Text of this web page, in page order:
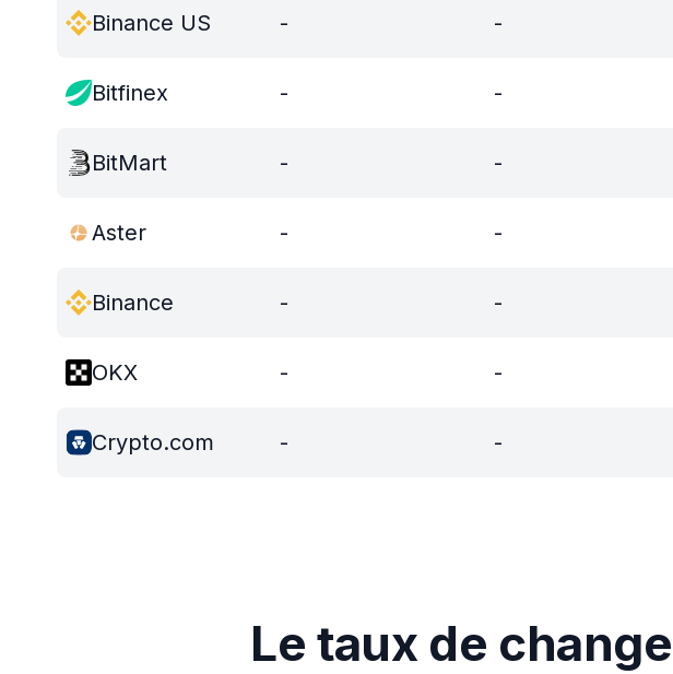
Binance US - -
Bitfinex - -
BitMart - -
Aster - -
Binance - -
OKX - -
Crypto.com - -
Le taux de